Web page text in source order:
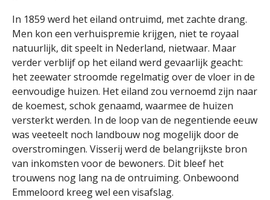
In 1859 werd het eiland ontruimd, met zachte drang.
Men kon een verhuispremie krijgen, niet te royaal
natuurlijk, dit speelt in Nederland, nietwaar. Maar
verder verblijf op het eiland werd gevaarlijk geacht:
het zeewater stroomde regelmatig over de vloer in de
eenvoudige huizen. Het eiland zou vernoemd zijn naar
de koemest, schok genaamd, waarmee de huizen
versterkt werden. In de loop van de negentiende eeuw
was veeteelt noch landbouw nog mogelijk door de
overstromingen. Visserij werd de belangrijkste bron
van inkomsten voor de bewoners. Dit bleef het
trouwens nog lang na de ontruiming. Onbewoond
Emmeloord kreeg wel een visafslag.